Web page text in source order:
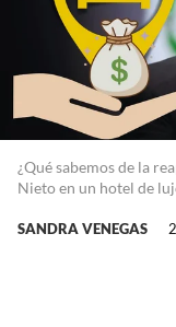
¿Qué sabemos de la
Nieto en un hotel de
SANDRA VENEGAS